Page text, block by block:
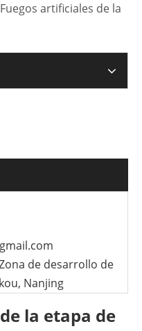
Fuegos artificiales de la
de desarrollo de
Nanjing
la etapa de